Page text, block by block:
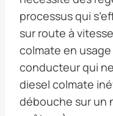
processus qui
sur route à
colmate en
conducteur qui
diesel colmate
débouche sur un